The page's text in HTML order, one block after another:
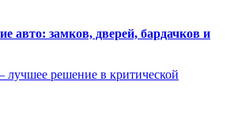
авто: замков, дверей, бардачков и
решение в критической